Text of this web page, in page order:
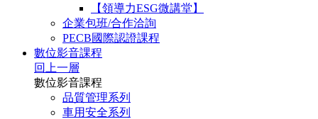
【領導力ESG微講堂】
企業包班/合作洽詢
PECB國際認證課程
數位影音課程
回上一層
數位影音課程
品質管理系列
車用安全系列